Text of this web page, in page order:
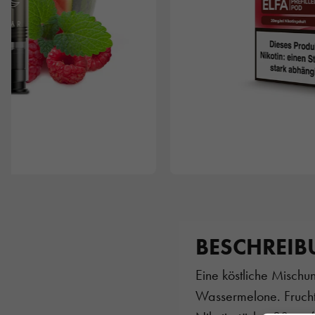
Eine köstliche
Wassermelone.